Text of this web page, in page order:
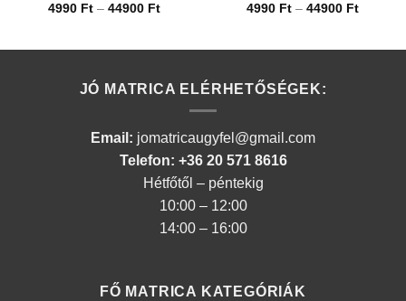
4990 Ft – 44900 FtÁrtartomány:
4990 Ft – 44900 Ft
JÓ MATRICA ELÉRHETŐSÉGEK:
Email: jomatricaugyfel@gmail.com
Telefon: +36 20 571 8616
Hétfőtől – péntekig
10:00 – 12:00
14:00 – 16:00
FŐ MATRICA KATEGÓRIÁK